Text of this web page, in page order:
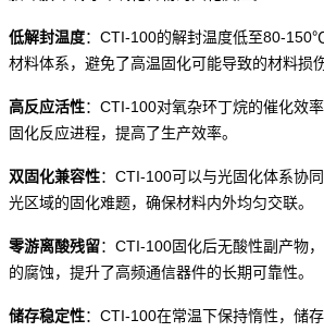
低解封温度： CTI-100的解封温度低至80-
材料体系，避免了高温固化可能导致的材料损伤
高反应活性： CTI-100对氧杂环丁烷的催化效
固化反应进程，提高了生产效率。
双固化兼容性： CTI-100可以与光固化体系协
光区域的固化难题，确保材料内外均匀交联。
零游离酸残留： CTI-100固化后无酸性副产物
的腐蚀，提升了高频通信器件的长期可靠性。
储存稳定性： CTI-100在常温下保持惰性，储